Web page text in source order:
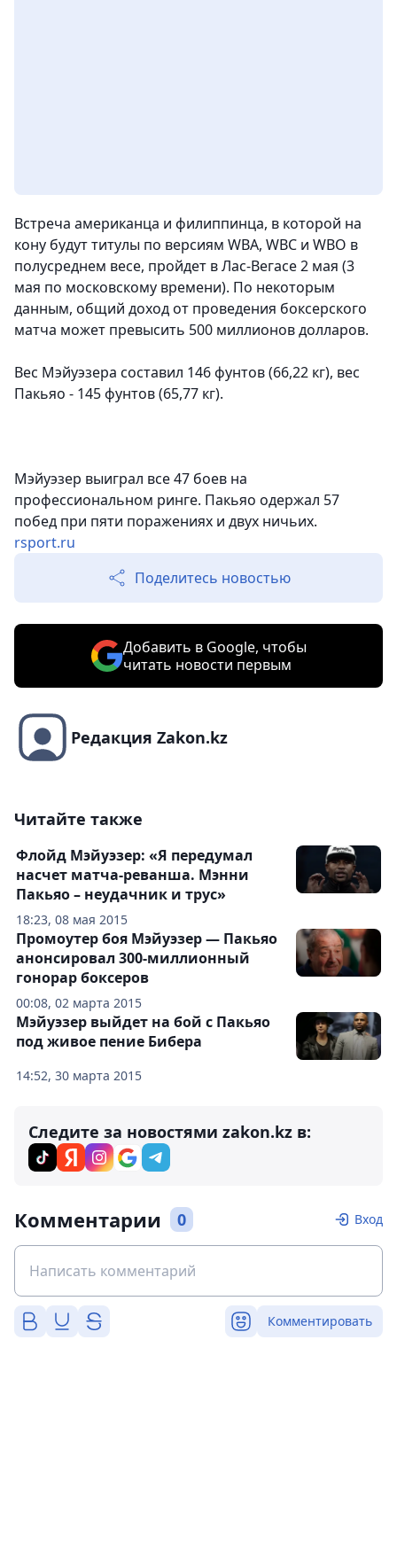
Встреча американца и филиппинца, в которой на
кону будут титулы по версиям WBA, WBC и WBO в
полусреднем весе, пройдет в Лас-Вегасе 2 мая (3
мая по московскому времени). По некоторым
данным, общий доход от проведения боксерского
матча может превысить 500 миллионов долларов.
Вес Мэйуэзера составил 146 фунтов (66,22 кг), вес
Пакьяо - 145 фунтов (65,77 кг).
Мэйуэзер выиграл все 47 боев на
профессиональном ринге. Пакьяо одержал 57
побед при пяти поражениях и двух ничьих.
rsport.ru
Поделитесь новостью
Добавить в Google, чтобы
читать новости первым
Редакция Zakon.kz
Читайте также
18:23, 08 мая 2015
Флойд Мэйуэзер: «Я передумал
насчет матча-реванша. Мэнни
Пакьяо – неудачник и трус»
00:08, 02 марта 2015
Промоутер боя Мэйуэзер — Пакьяо
анонсировал 300-миллионный
гонорар боксеров
14:52, 30 марта 2015
Мэйуэзер выйдет на бой с Пакьяо
под живое пение Бибера
Следите за новостями zakon.kz в:
Комментарии 0 Вход
Комментировать